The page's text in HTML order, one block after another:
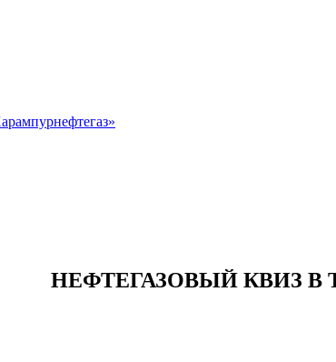
НЕФТЕГАЗОВЫЙ КВИЗ В